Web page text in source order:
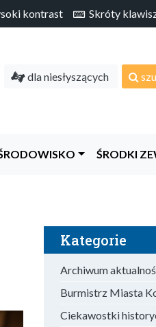
kontrast Skróty
dla niesłyszących
ŚRODKI
Kategorie
Archiwum
Burmistrz Miasta
Ciekawostki